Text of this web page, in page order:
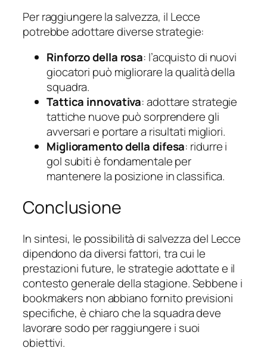
Per raggiungere la salvezza, il Lecce
potrebbe adottare diverse strategie:
Rinforzo della rosa: l’acquisto di nuovi
giocatori può migliorare la qualità della
squadra.
Tattica innovativa: adottare strategie
tattiche nuove può sorprendere gli
avversari e portare a risultati migliori.
Miglioramento della difesa: ridurre i
gol subiti è fondamentale per
mantenere la posizione in classifica.
Conclusione
In sintesi, le possibilità di salvezza del Lecce
dipendono da diversi fattori, tra cui le
prestazioni future, le strategie adottate e il
contesto generale della stagione. Sebbene i
bookmakers non abbiano fornito previsioni
specifiche, è chiaro che la squadra deve
lavorare sodo per raggiungere i suoi
obiettivi.